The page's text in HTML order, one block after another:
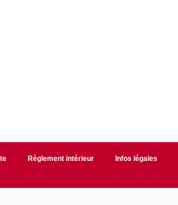
Règlement intérieur Infos légales